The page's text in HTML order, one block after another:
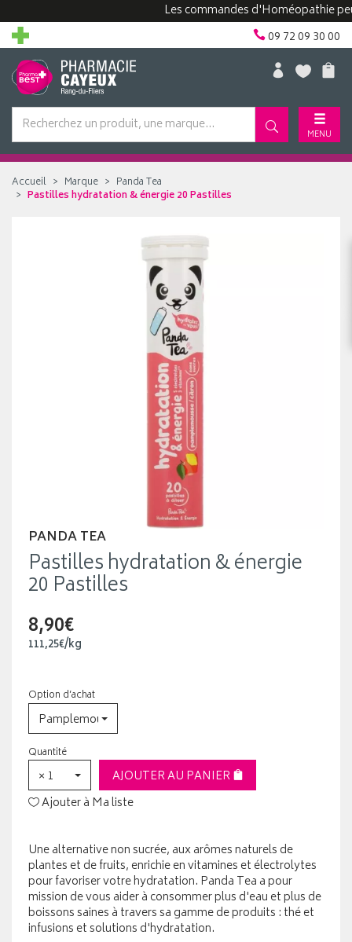
Les commandes d'Homéopathie
09 72 09 30 00
MENU
Accueil Marque
Panda Tea
Pastilles hydratation & énergie 20 Pastilles
PANDA TEA
Pastilles hydratation & énergie
20 Pastilles
8,90€
111,25€/kg
Option d’achat
Pamplemousse/Citron
Quantité
× 1
AJOUTER AU PANIER
Ajouter à Ma liste
Une alternative non sucrée, aux arômes naturels de
plantes et de fruits, enrichie en vitamines et électrolytes
pour favoriser votre hydratation. Panda Tea a pour
mission de vous aider à consommer plus d'eau et plus de
boissons saines à travers sa gamme de produits : thé et
infusions et solutions d'hydratation.